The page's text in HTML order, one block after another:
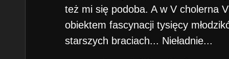
też mi się podoba. A w V cholerna
obiektem fascynacji tysięcy
starszych braciach... Nieładnie...